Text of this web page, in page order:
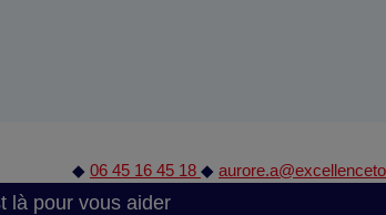
◆ 06 45 16 45 18 ◆
là pour vous aider